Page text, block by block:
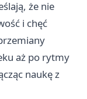
że nie
i chęć
aż po rytmy
naukę z